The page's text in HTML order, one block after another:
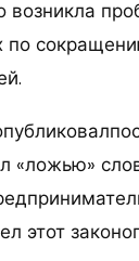
возникла
по
«ложью»
этот